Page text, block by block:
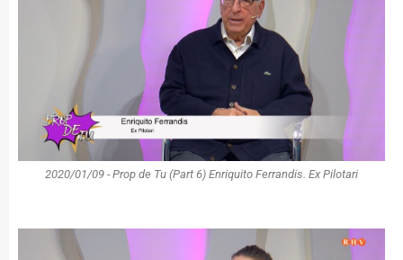
2020/01/09 - Prop de Tu (Part 6) Enriquito Ferrandis. Ex Pilotari